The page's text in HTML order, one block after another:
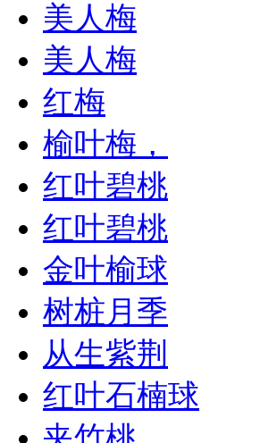
美人梅
美人梅
红梅
榆叶梅，
红叶碧桃
红叶碧桃
金叶榆球
树桩月季
从生紫荆
红叶石楠球